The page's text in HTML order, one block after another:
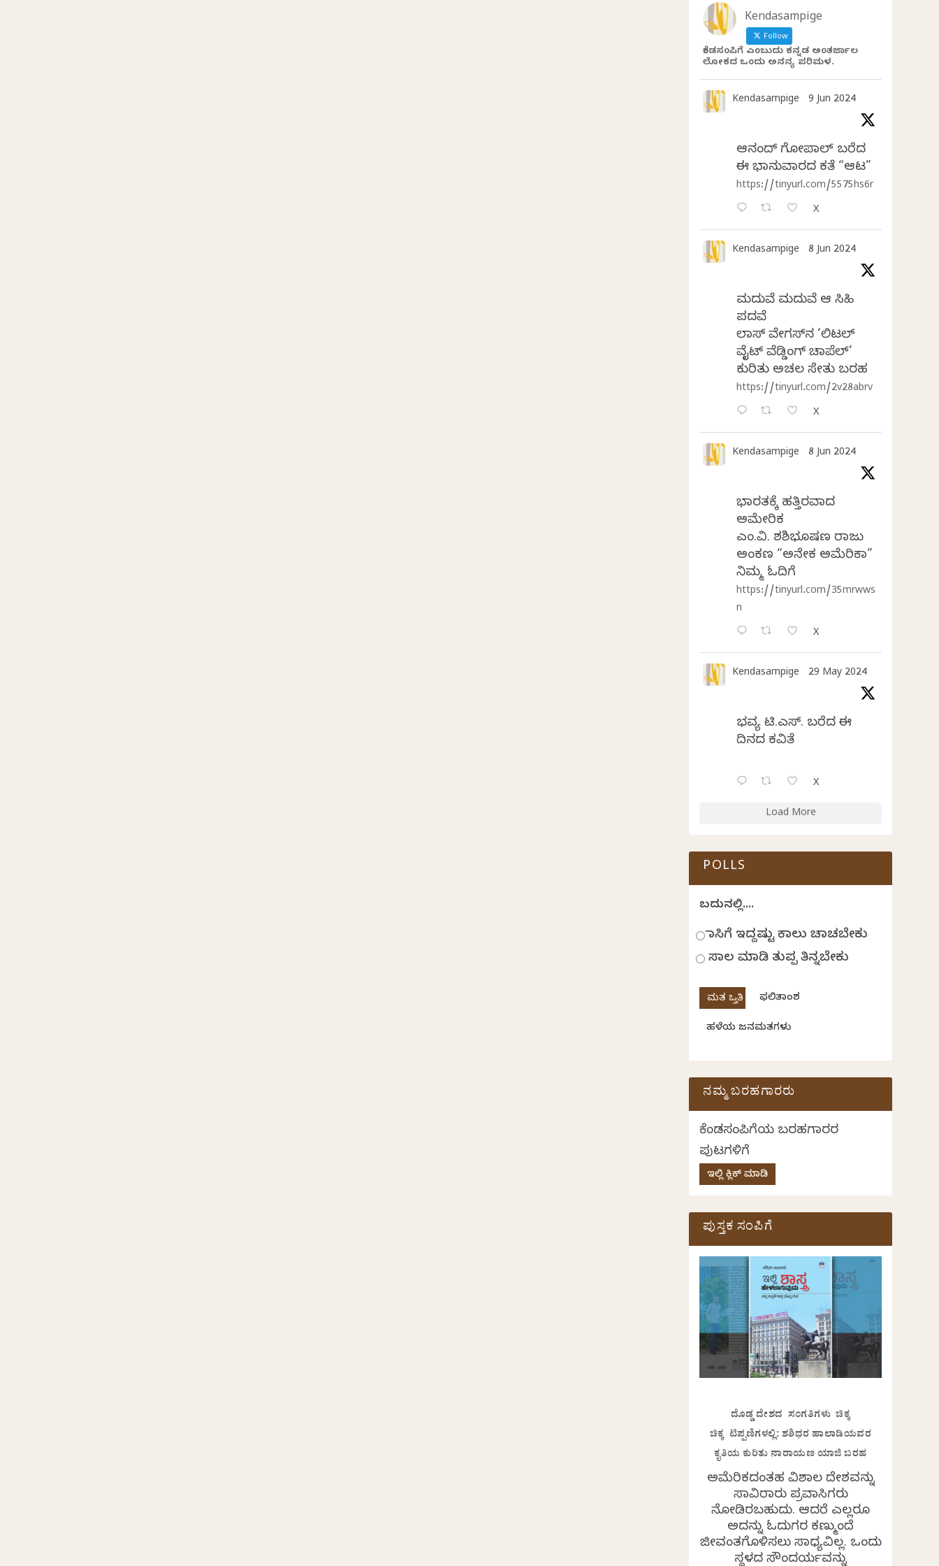
Kendasampige
Follow
ಕೆಂಡಸಂಪಿಗೆ ಎಂಬುದು ಕನ್ನಡ ಅಂತರ್ಜಾಲ
ಲೋಕದ ಒಂದು ಅನನ್ಯ ಪರಿಮಳ.
Kendasampige 9 Jun 2024
ಆನಂದ್‌ ಗೋಪಾಲ್‌ ಬರೆದ
ಈ ಭಾನುವಾರದ ಕತೆ “ಆಟ”
https://tinyurl.com/5575hs6r
X
Kendasampige 8 Jun 2024
ಮದುವೆ ಮದುವೆ ಆ ಸಿಹಿ
ಪದವೆ
ಲಾಸ್‌ ವೇಗಸ್‌ನ ‘ಲಿಟಲ್
ವೈಟ್ ವೆಡ್ಡಿಂಗ್ ಚಾಪೆಲ್’
ಕುರಿತು ಅಚಲ ಸೇತು ಬರಹ
https://tinyurl.com/2v28abrv
X
Kendasampige 8 Jun 2024
ಭಾರತಕ್ಕೆ ಹತ್ತಿರವಾದ
ಅಮೇರಿಕ
ಎಂ.ವಿ. ಶಶಿಭೂಷಣ ರಾಜು
ಅಂಕಣ “ಅನೇಕ ಅಮೆರಿಕಾ”
ನಿಮ್ಮ ಓದಿಗೆ
https://tinyurl.com/35mrwws
n
X
Kendasampige 29 May 2024
ಭವ್ಯ ಟಿ.ಎಸ್. ಬರೆದ ಈ
ದಿನದ ಕವಿತೆ
X
Load More
POLLS
ಬದುಕಿನಲ್ಲಿ....
ಹಾಸಿಗೆ ಇದ್ದಷ್ಟು ಕಾಲು ಚಾಚಬೇಕು
ಸಾಲ ಮಾಡಿ ತುಪ್ಪ ತಿನ್ನಬೇಕು
ಫಲಿತಾಂಶ
ಹಳೆಯ ಜನಮತಗಳು
ನಮ್ಮ ಬರಹಗಾರರು
ಕೆಂಡಸಂಪಿಗೆಯ ಬರಹಗಾರರ
ಪುಟಗಳಿಗೆ
ಇಲ್ಲಿ ಕ್ಲಿಕ್ ಮಾಡಿ
ಪುಸ್ತಕ ಸಂಪಿಗೆ
ದೊಡ್ಡ ದೇಶದ ಸಂಗತಿಗಳು ಚಿಕ್ಕ
ಚಿಕ್ಕ ಟಿಪ್ಪಣಿಗಳಲ್ಲಿ: ಶಶಿಧರ ಹಾಲಾಡಿಯವರ
ಕೃತಿಯ ಕುರಿತು ನಾರಾಯಣ ಯಾಜಿ ಬರಹ
ಅಮೆರಿಕದಂತಹ ವಿಶಾಲ ದೇಶವನ್ನು
ಸಾವಿರಾರು ಪ್ರವಾಸಿಗರು
ನೋಡಿರಬಹುದು. ಆದರೆ ಎಲ್ಲರೂ
ಅದನ್ನು ಓದುಗರ ಕಣ್ಮುಂದೆ
ಜೀವಂತಗೊಳಿಸಲು ಸಾಧ್ಯವಿಲ್ಲ. ಒಂದು
ಸ್ಥಳದ ಸೌಂದರ್ಯವನ್ನು